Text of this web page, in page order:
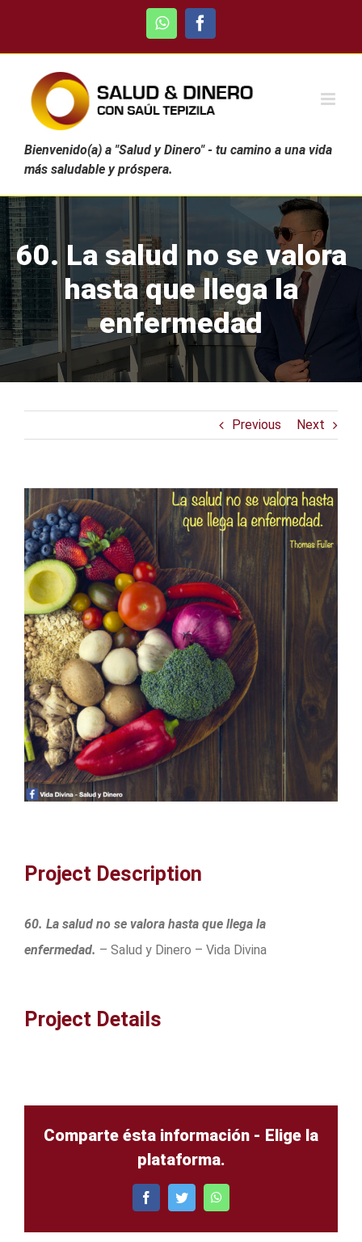
WhatsAppFacebook
Bienvenido(a) a "Salud y Dinero" - tu camino a una vida
más saludable y próspera.
60. La salud no se valora
hasta que llega la
enfermedad
Previous Next
Larger
Image
Project Description
60. La salud no se valora hasta que llega la
enfermedad. – Salud y Dinero – Vida Divina
Project Details
Comparte ésta información - Elige la
plataforma.
FacebookTwitterWhatsApp